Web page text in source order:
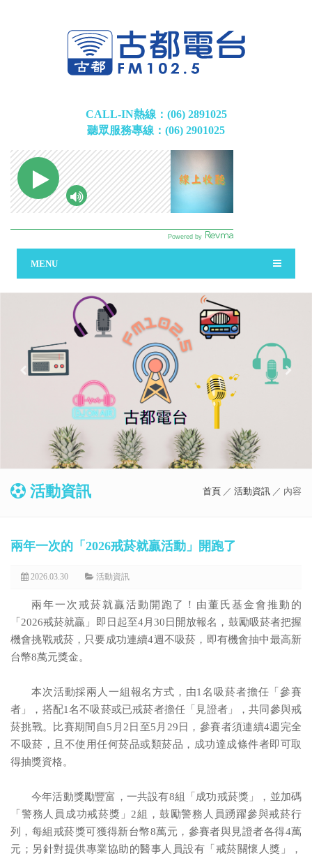
CALL-IN熱線：(06) 2891025
聽眾服務專線：(06) 2901025
MENU
活動資訊 首頁 ／ 活動資訊 ／ 內容
兩年一次的「2026戒菸就贏活動」開跑了
2026.03.30 活動資訊
兩年一次戒菸就贏活動開跑了！由董氏基金會推動的
「2026戒菸就贏」即日起至4月30日開放報名，鼓勵吸菸者把握
機會挑戰戒菸，只要成功連續4週不吸菸，即有機會抽中最高新
台幣8萬元獎金。
本次活動採兩人一組報名方式，由1名吸菸者擔任「參賽
者」，搭配1名不吸菸或已戒菸者擔任「見證者」，共同參與戒
菸挑戰。比賽期間自5月2日至5月29日，參賽者須連續4週完全
不吸菸，且不使用任何菸品或類菸品，成功達成條件者即可取
得抽獎資格。
今年活動獎勵豐富，一共設有8組「成功戒菸獎」，並加碼
「警務人員成功戒菸獎」2組，鼓勵警務人員踴躍參與戒菸行
列，每組戒菸獎可獲得新台幣8萬元，參賽者與見證者各得4萬
元；另針對提供專業協助的醫事人員設有「戒菸關懷人獎」，